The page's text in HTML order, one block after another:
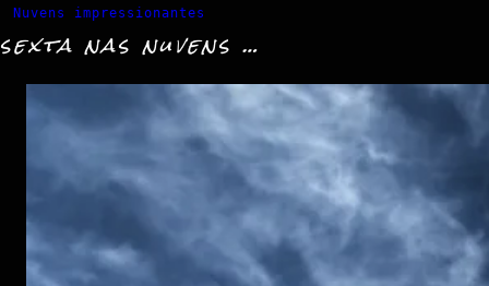
Nuvens impressionantes
sexta nas nuvens …